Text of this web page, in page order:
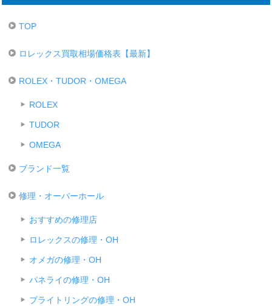
TOP
ロレックス買取相場価格表【最新】
ROLEX・TUDOR・OMEGA
ROLEX
TUDOR
OMEGA
ブランド一覧
修理・オーバーホール
おすすめの修理店
ロレックスの修理・OH
オメガの修理・OH
パネライの修理・OH
ブライトリングの修理・OH